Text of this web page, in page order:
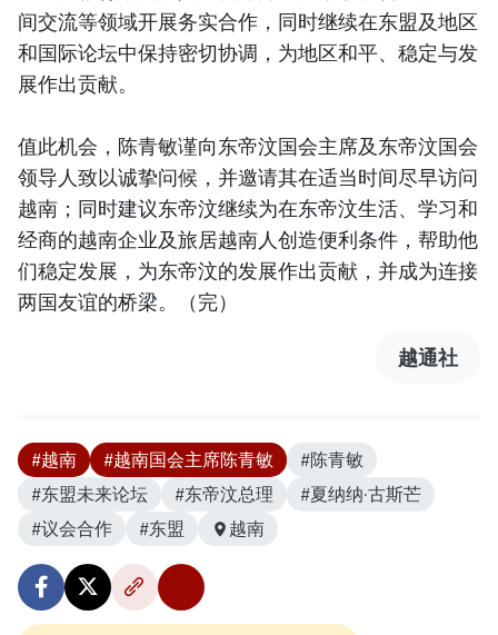
间交流等领域开展务实合作，同时继续在东盟及地区
和国际论坛中保持密切协调，为地区和平、稳定与发
展作出贡献。
值此机会，陈青敏谨向东帝汶国会主席及东帝汶国会
领导人致以诚挚问候，并邀请其在适当时间尽早访问
越南；同时建议东帝汶继续为在东帝汶生活、学习和
经商的越南企业及旅居越南人创造便利条件，帮助他
们稳定发展，为东帝汶的发展作出贡献，并成为连接
两国友谊的桥梁。（完）
越通社
#越南 #越南国会主席陈青敏
#陈青敏
#东盟未来论坛
#东帝汶总理
#夏纳纳·古斯芒
#议会合作
#东盟 越南